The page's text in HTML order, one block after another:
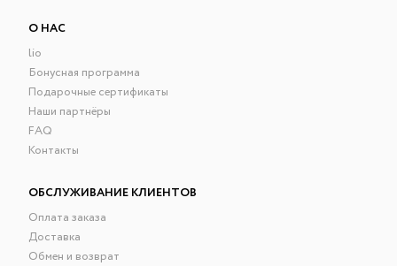
О НАС
lio
Бонусная программа
Подарочные сертификаты
Наши партнёры
FAQ
Контакты
ОБСЛУЖИВАНИЕ КЛИЕНТОВ
Оплата заказа
Доставка
Обмен и возврат